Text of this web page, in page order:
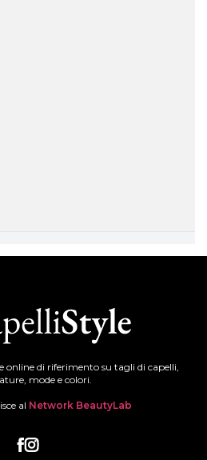
online di riferimento su tagli di capelli,
mode e colori.
al Network BeautyLab